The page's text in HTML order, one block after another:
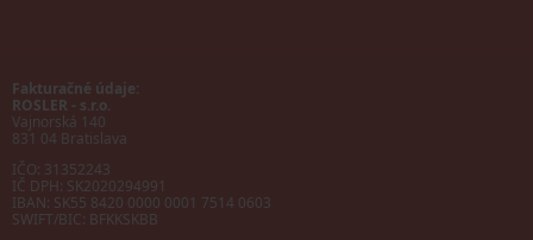
Fakturačné údaje:
ROSLER - s.r.o.
Vajnorská 140
831 04 Bratislava
IČO: 31352243
IČ DPH: SK2020294991
IBAN: SK55 8420 0000 0001 7514 0603
SWIFT/BIC: BFKKSKBB